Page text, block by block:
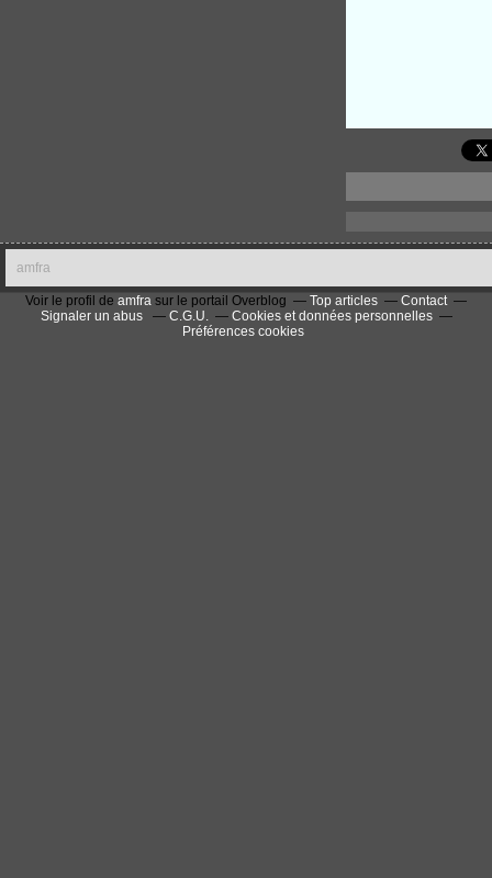
amfra
Voir le profil de amfra sur le portail Overblog Top articles
Contact
Signaler un abus
C.G.U.
Cookies et données personnelles
Préférences cookies